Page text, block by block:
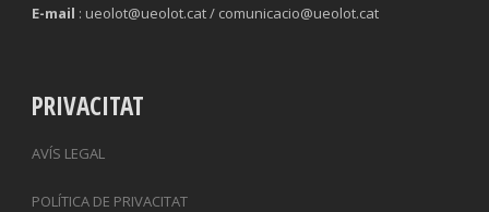
E-mail : ueolot@ueolot.cat / comunicacio@ueolot.cat
PRIVACITAT
AVÍS LEGAL
POLÍTICA DE PRIVACITAT